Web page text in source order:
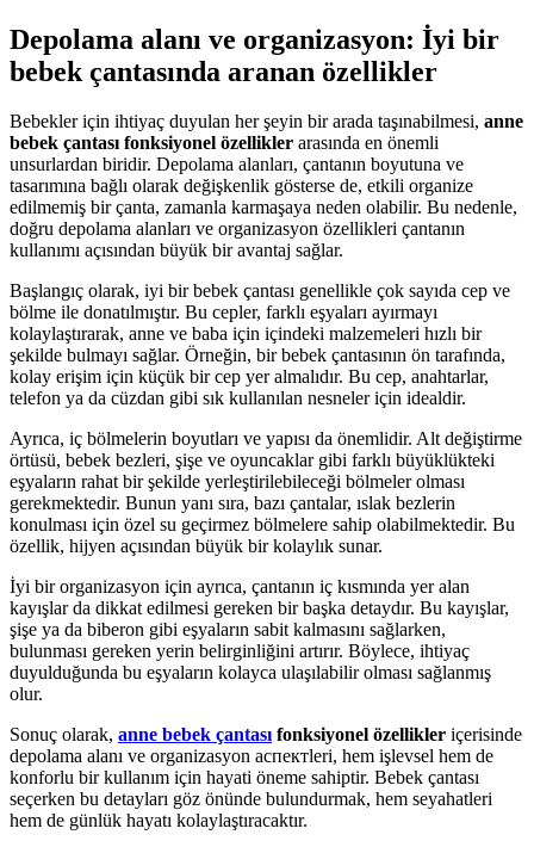
Depolama alanı ve organizasyon: İyi bir
bebek çantasında aranan özellikler
Bebekler için ihtiyaç duyulan her şeyin bir arada taşınabilmesi, anne
bebek çantası fonksiyonel özellikler arasında en önemli
unsurlardan biridir. Depolama alanları, çantanın boyutuna ve
tasarımına bağlı olarak değişkenlik gösterse de, etkili organize
edilmemiş bir çanta, zamanla karmaşaya neden olabilir. Bu nedenle,
doğru depolama alanları ve organizasyon özellikleri çantanın
kullanımı açısından büyük bir avantaj sağlar.
Başlangıç olarak, iyi bir bebek çantası genellikle çok sayıda cep ve
bölme ile donatılmıştır. Bu cepler, farklı eşyaları ayırmayı
kolaylaştırarak, anne ve baba için içindeki malzemeleri hızlı bir
şekilde bulmayı sağlar. Örneğin, bir bebek çantasının ön tarafında,
kolay erişim için küçük bir cep yer almalıdır. Bu cep, anahtarlar,
telefon ya da cüzdan gibi sık kullanılan nesneler için idealdir.
Ayrıca, iç bölmelerin boyutları ve yapısı da önemlidir. Alt değiştirme
örtüsü, bebek bezleri, şişe ve oyuncaklar gibi farklı büyüklükteki
eşyaların rahat bir şekilde yerleştirilebileceği bölmeler olması
gerekmektedir. Bunun yanı sıra, bazı çantalar, ıslak bezlerin
konulması için özel su geçirmez bölmelere sahip olabilmektedir. Bu
özellik, hijyen açısından büyük bir kolaylık sunar.
İyi bir organizasyon için ayrıca, çantanın iç kısmında yer alan
kayışlar da dikkat edilmesi gereken bir başka detaydır. Bu kayışlar,
şişe ya da biberon gibi eşyaların sabit kalmasını sağlarken,
bulunması gereken yerin belirginliğini artırır. Böylece, ihtiyaç
duyulduğunda bu eşyaların kolayca ulaşılabilir olması sağlanmış
olur.
Sonuç olarak, anne bebek çantasıfonksiyonel özellikler içerisinde
depolama alanı ve organizasyon аспектleri, hem işlevsel hem de
konforlu bir kullanım için hayati öneme sahiptir. Bebek çantası
seçerken bu detayları göz önünde bulundurmak, hem seyahatleri
hem de günlük hayatı kolaylaştıracaktır.